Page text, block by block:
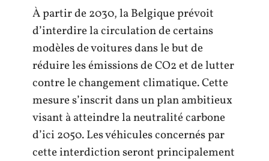
À partir de 2030, la Belgique prévoit
d’interdire la circulation de certains
modèles de voitures dans le but de
réduire les émissions de CO2 et de lutter
contre le changement climatique. Cette
mesure s’inscrit dans un plan ambitieux
visant à atteindre la neutralité carbone
d’ici 2050. Les véhicules concernés par
cette interdiction seront principalement